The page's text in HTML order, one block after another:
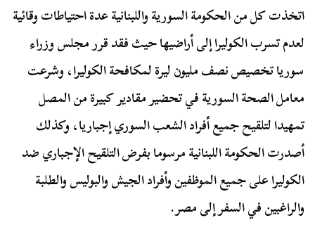
اتخذت كل من الحكومة السورية واللبنانية عدة احتياطات وقائية
لعدم تسرب الكوليرا إلى أراضيها حيث فقد قرر مجلس وزراء
سوريا تخصيص نصف مليون ليرة لمكافحة الكوليرا، وشرعت
معامل الصحة السورية في تحضير مقادير كبيرة من المصل
تمهيدا لتلقيح جميع أفراد الشعب السوري إجباريا، وكذلك
أصدرت الحكومة اللبنانية مرسوما بفرض التلقيح الإجباري ضد
الكوليرا على جميع الموظفين وأفراد الجيش والبوليس والطلبة
والراغبين في السفر إلى مصر.